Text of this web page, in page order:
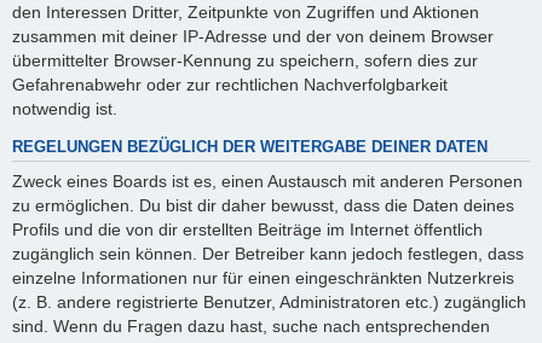
den Interessen Dritter, Zeitpunkte von Zugriffen und Aktionen
zusammen mit deiner IP-Adresse und der von deinem Browser
übermittelter Browser-Kennung zu speichern, sofern dies zur
Gefahrenabwehr oder zur rechtlichen Nachverfolgbarkeit
notwendig ist.
REGELUNGEN BEZÜGLICH DER WEITERGABE DEINER DATEN
Zweck eines Boards ist es, einen Austausch mit anderen Personen
zu ermöglichen. Du bist dir daher bewusst, dass die Daten deines
Profils und die von dir erstellten Beiträge im Internet öffentlich
zugänglich sein können. Der Betreiber kann jedoch festlegen, dass
einzelne Informationen nur für einen eingeschränkten Nutzerkreis
(z. B. andere registrierte Benutzer, Administratoren etc.) zugänglich
sind. Wenn du Fragen dazu hast, suche nach entsprechenden